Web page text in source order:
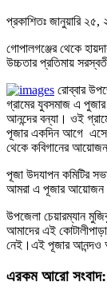
প্রকাশিতঃ জানুয়ারি ২৫,
গোপালগঞ্জের থেকে
উচ্চতার প্রতিমায়
রোব্বার
গ্রামের যুবসমাজ এ
আনন্দের বন্যা। ওই
পূজার একদিন আগে এসে
থেকে কবিগানের
পূজা উদযাপন কমিটির
আমরা এ পূজার আয়োজন
উপজেলা চেয়ারম্যান
আমাদের এই
নেই।এই পূজার আনন্দও
এরকম আরো সংবাদ: